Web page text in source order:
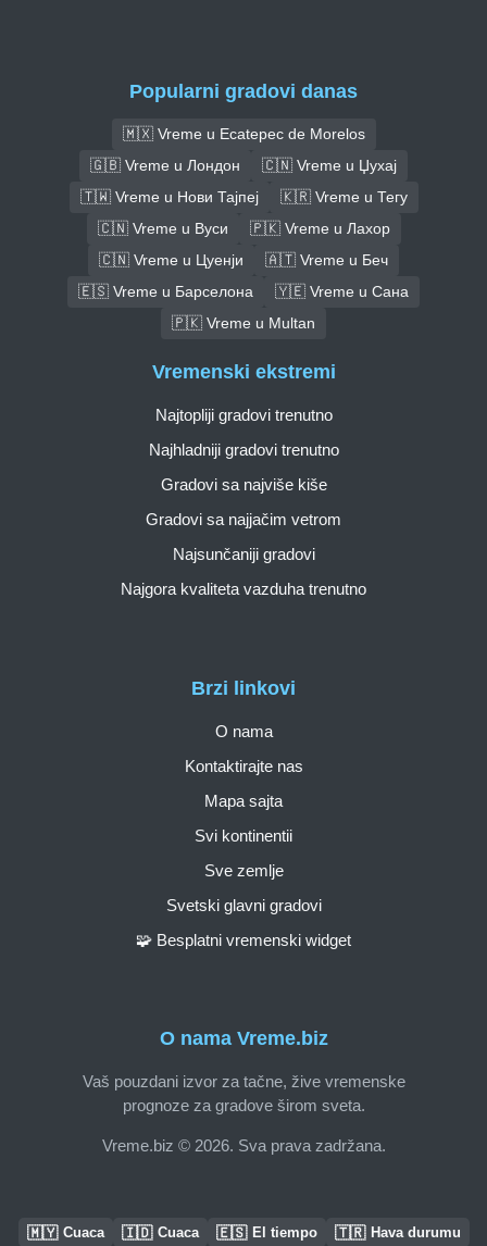
Popularni gradovi danas
🇲🇽 Vreme u Ecatepec de Morelos
🇬🇧 Vreme u Лондон
🇨🇳 Vreme u Џухај
🇹🇼 Vreme u Нови Тајпеј
🇰🇷 Vreme u Тегу
🇨🇳 Vreme u Вуси
🇵🇰 Vreme u Лахор
🇨🇳 Vreme u Цуенји
🇦🇹 Vreme u Беч
🇪🇸 Vreme u Барселона
🇾🇪 Vreme u Сана
🇵🇰 Vreme u Multan
O nama Vreme.biz
Vaš pouzdani izvor za tačne, žive vremenske
prognoze za gradove širom sveta.
Vreme.biz © 2026. Sva prava zadržana.
Brzi linkovi
O nama
Kontaktirajte nas
Mapa sajta
Svi kontinentii
Sve zemlje
Svetski glavni gradovi
🧩 Besplatni vremenski widget
Vremenski ekstremi
Najtopliji gradovi trenutno
Najhladniji gradovi trenutno
Gradovi sa najviše kiše
Gradovi sa najjačim vetrom
Najsunčaniji gradovi
Najgora kvaliteta vazduha trenutno
🇲🇾 Cuaca 🇮🇩 Cuaca 🇪🇸 El tiempo 🇹🇷 Hava durumu